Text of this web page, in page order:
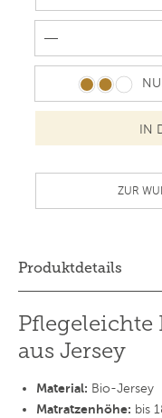
ZUR
Produktdetails
Pflegeleichte
aus Jersey
Material: Bio-Jersey
Matratzenhöhe: bis